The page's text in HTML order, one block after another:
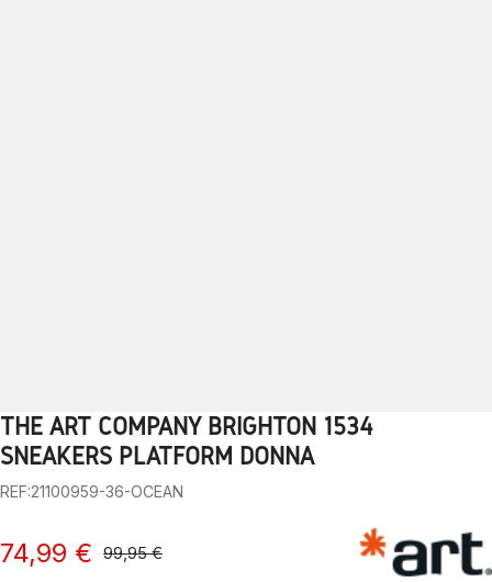
1 2 3 4 5 6 7 8
THE ART COMPANY BRIGHTON 1534
SNEAKERS PLATFORM DONNA
REF:21100959-36-OCEAN
74,99 € 99,95 €